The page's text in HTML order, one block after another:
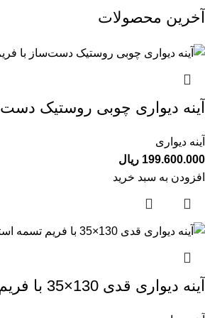
آخرین محصولات
آینه دیواری چوبی روستیک
آینه دیواری
199.600.000 ریال
افزودن به سبد خرید
آینه دیواری قدی 130×35 با فریم تسمه استیل مات